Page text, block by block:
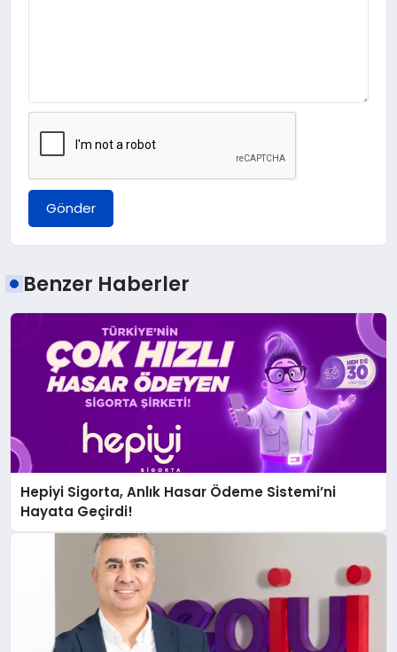
Gönder
Benzer Haberler
Hepiyi Sigorta, Anlık Hasar Ödeme Sistemi’ni
Hayata Geçirdi!